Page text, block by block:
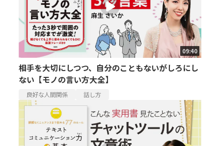
09:40
相手を大切にしつつ、自分のこともないがしろにし
ない【モノの言い方大全】
良好な人間関係 話し方